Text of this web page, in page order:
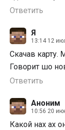
Ответить
Я
13:14 12
Скачав карту.
Говорит шо
Ответить
Аноним
10:56 20
Какой нах ах